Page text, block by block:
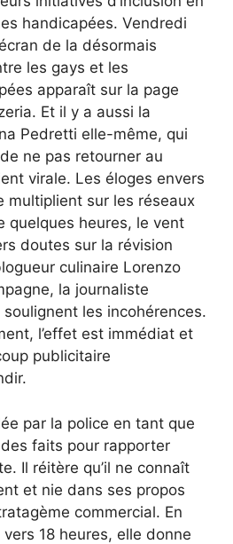
handicapées. Vendredi
de la désormais
les gays et les
apparaît sur la page
Et il y a aussi la
Pedretti elle-même, qui
ne pas retourner au
virale. Les éloges envers
multiplient sur les réseaux
quelques heures, le vent
doutes sur la révision
culinaire Lorenzo
la journaliste
les incohérences.
l’effet est immédiat et
publicitaire
par la police en tant que
faits pour rapporter
Il réitère qu’il ne connaît
et nie dans ses propos
commercial. En
18 heures, elle donne